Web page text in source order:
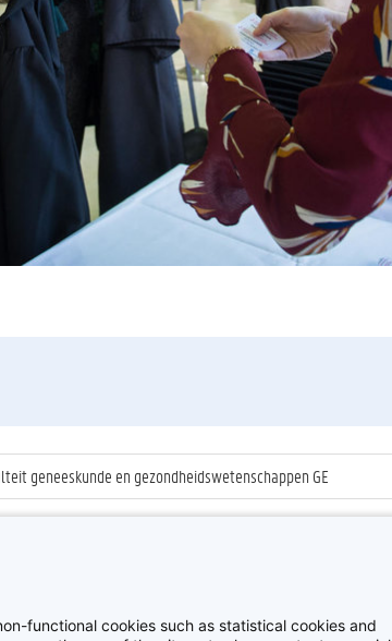
geneeskunde en gezondheidswetenschappen GE
functional cookies such as statistical cookies and